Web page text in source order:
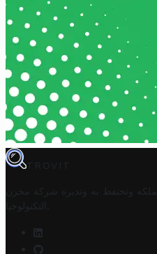
TROVIT
وتحتفظ به وتديره
شركة مخزن
التكنولوجيا